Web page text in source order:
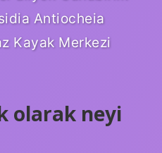
Antiocheia
Kayak Merkezi
olarak neyi